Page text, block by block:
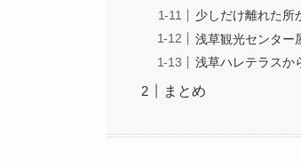
少しだけ離れた所
浅草観光センター
浅草ハレテラスか
まとめ